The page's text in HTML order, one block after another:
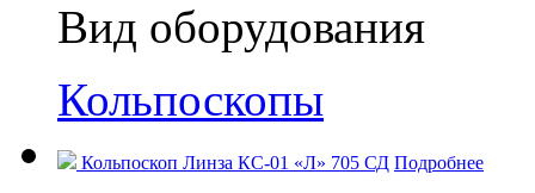
Вид оборудования
Кольпоскопы
Кольпоскоп Линза КС-01 «Л» 705 СД Подробнее